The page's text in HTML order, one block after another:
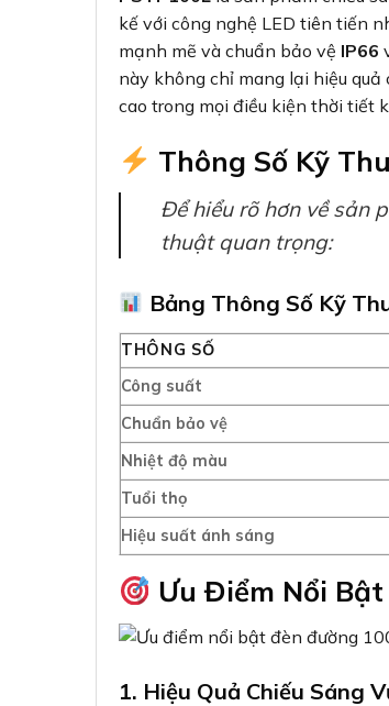
kế với công nghệ LED tiên tiến
mạnh mẽ và chuẩn bảo vệ IP66
này không chỉ mang lại hiệu
cao trong mọi điều kiện thời tiết
Thông Số Kỹ
Để hiểu rõ hơn về sản
thuật quan trọng:
Bảng Thông Số Kỹ
THÔNG SỐ
Công suất
Chuẩn bảo vệ
Nhiệt độ màu
Tuổi thọ
Hiệu suất ánh sáng
Ưu Điểm Nổi Bật
1. Hiệu Quả Chiếu Sáng